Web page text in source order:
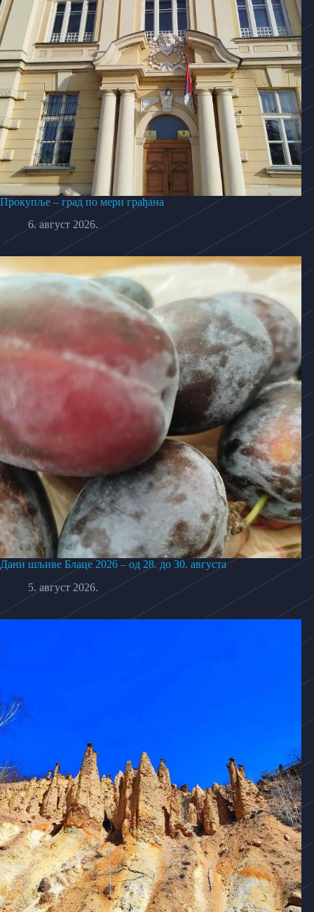
Прокупље – град по мери грађана
6. август 2026.
Дани шљиве Блаце 2026 – од 28. до 30. августа
5. август 2026.